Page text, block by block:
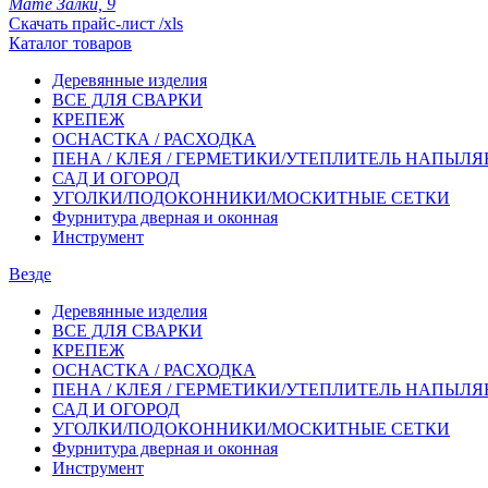
Скачать прайс-лист /xls
Каталог товаров
Деревянные изделия
ВСЕ ДЛЯ СВАРКИ
КРЕПЕЖ
ОСНАСТКА / РАСХОДКА
ПЕНА / КЛЕЯ / ГЕРМЕТИКИ/УТЕПЛИТЕЛЬ
САД И ОГОРОД
УГОЛКИ/ПОДОКОННИКИ/МОСКИТНЫЕ СЕТКИ
Фурнитура дверная и оконная
Инструмент
Везде
Деревянные изделия
ВСЕ ДЛЯ СВАРКИ
КРЕПЕЖ
ОСНАСТКА / РАСХОДКА
ПЕНА / КЛЕЯ / ГЕРМЕТИКИ/УТЕПЛИТЕЛЬ
САД И ОГОРОД
УГОЛКИ/ПОДОКОННИКИ/МОСКИТНЫЕ СЕТКИ
Фурнитура дверная и оконная
Инструмент